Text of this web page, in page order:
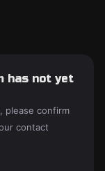
has not yet
please confirm
contact